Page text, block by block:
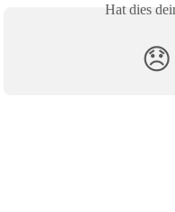
Hat dies
😞